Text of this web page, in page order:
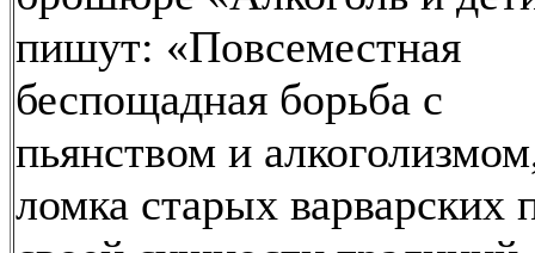
пишут: «Повсеместная
беспощадная борьба с
пьянством и
ломка старых варварских